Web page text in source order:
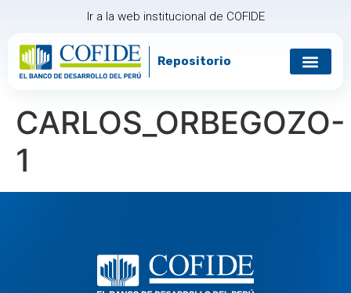
Ir a la web institucional de COFIDE
Repositorio
CARLOS_ORBEGOZO-
1